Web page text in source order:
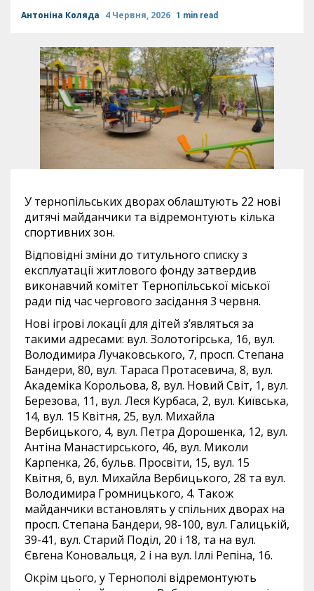
Антоніна Коляда 4 Червня, 2026 1 min read
У тернопільських дворах облаштують 22 нові
дитячі майданчики та відремонтують кілька
спортивних зон.
Відповідні зміни до титульного списку з
експлуатації житлового фонду затвердив
виконавчий комітет Тернопільської міської
ради під час чергового засідання 3 червня.
Нові ігрові локації для дітей з’являться за
такими адресами: вул. Золотогірська, 16, вул.
Володимира Лучаковського, 7, просп. Степана
Бандери, 80, вул. Тараса Протасевича, 8, вул.
Академіка Корольова, 8, вул. Новий Світ, 1, вул.
Березова, 11, вул. Леся Курбаса, 2, вул. Київська,
14, вул. 15 Квітня, 25, вул. Михайла
Вербицького, 4, вул. Петра Дорошенка, 12, вул.
Антіна Манастирського, 46, вул. Миколи
Карпенка, 26, бульв. Просвіти, 15, вул. 15
Квітня, 6, вул. Михайла Вербицького, 28 та вул.
Володимира Громницького, 4. Також
майданчики встановлять у спільних дворах на
просп. Степана Бандери, 98-100, вул. Галицькій,
39-41, вул. Старий Поділ, 20 і 18, та на вул.
Євгена Коновальця, 2 і на вул. Іллі Репіна, 16.
Окрім цього, у Тернополі відремонтують